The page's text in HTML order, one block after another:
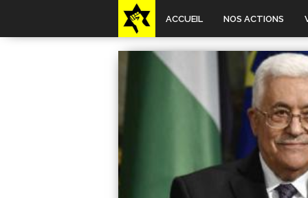
ACCUEIL NOS ACTIONS